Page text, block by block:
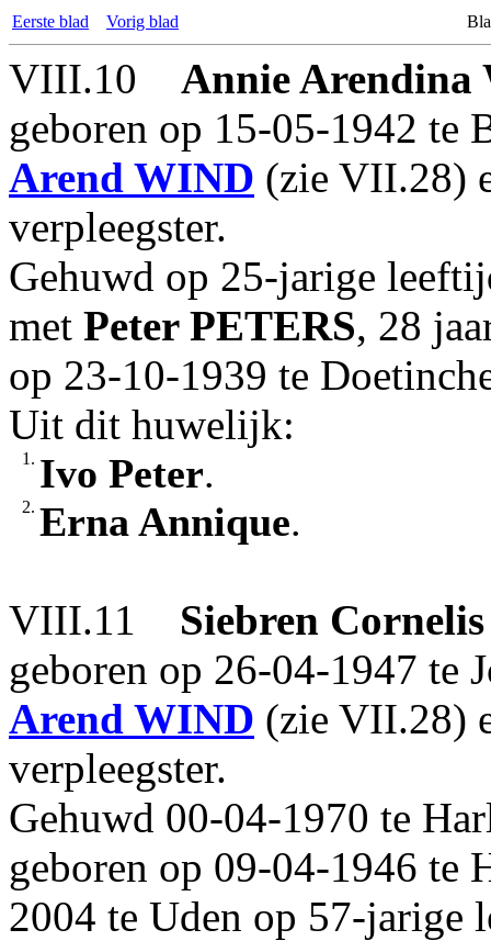
Eerste blad Vorig blad
VIII.10 Annie Arendina
geboren op 15-05-1942 te
Arend WIND (zie VII.28)
verpleegster.
Gehuwd op 25-jarige
met PeterPETERS, 28
op 23-10-1939 te
Uit dit huwelijk:
1. Ivo Peter.
2. Erna Annique.
VIII.11 Siebren Cornelis
geboren op 26-04-1947 te
Arend WIND (zie VII.28)
verpleegster.
Gehuwd 00-04-1970 te
geboren op 09-04-1946 te
2004 te Uden op 57-jarige